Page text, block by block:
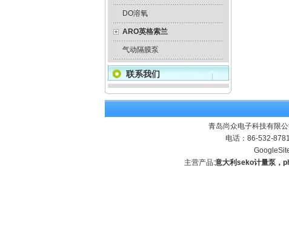
DO溶氧
ARO英格索兰
气动隔膜泵
联系我们
青岛尚众电子科技有限
电话：86-532-
主营产品:意大利seko计量泵，